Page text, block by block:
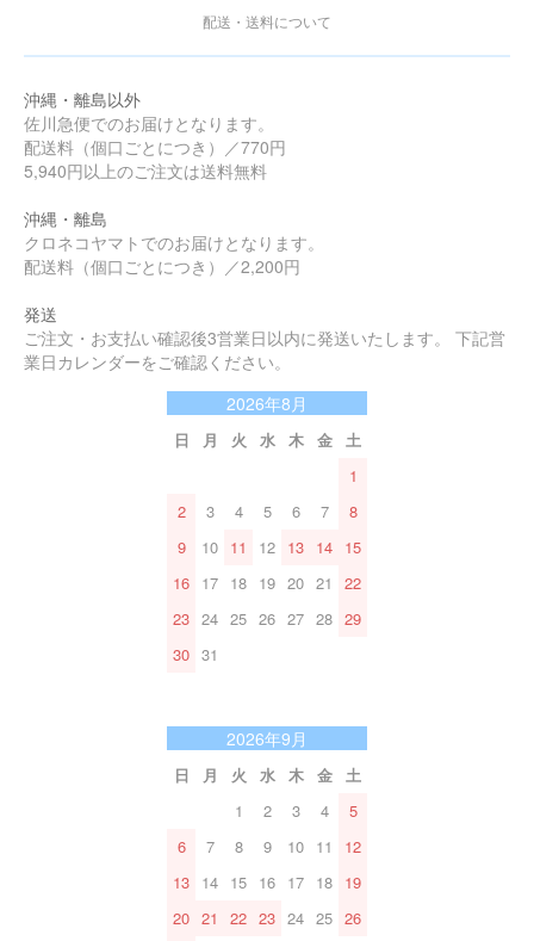
配送・送料について
沖縄・離島以外
佐川急便でのお届けとなります。
配送料（個口ごとにつき）／770円
5,940円以上のご注文は送料無料
沖縄・離島
クロネコヤマトでのお届けとなります。
配送料（個口ごとにつき）／2,200円
発送
ご注文・お支払い確認後3営業日以内に発送いたします。 下記営
業日カレンダーをご確認ください。
2026年8月
日 月 火 水 木 金
土
1
2
3 4 5 6 7
8
9
10 11 12 13 14 15
16 17 18 19 20 21
22
23 24 25 26 27 28 29
30 31
2026年9月
日 月 火 水 木 金
土
1
2 3 4
5
6
7 8 9 10 11
12
13 14 15 16 17 18 19
20 21 22 23 24 25 26